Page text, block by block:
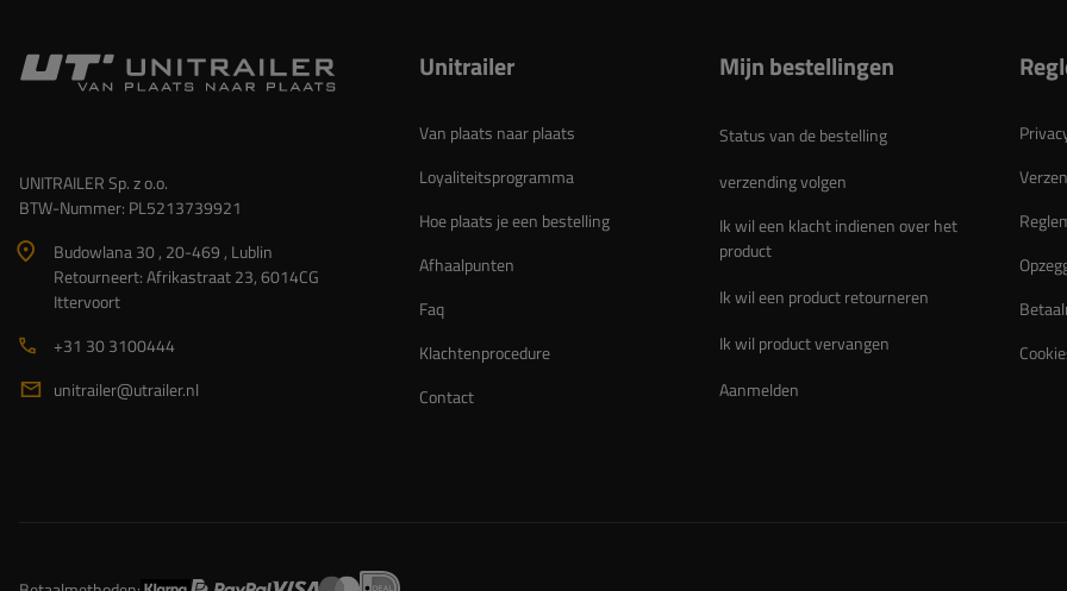
UNITRAILER Sp. z o.o.
BTW-Nummer: PL5213739921
Budowlana 30 , 20-469 , Lublin
Retourneert: Afrikastraat 23, 6014CG
Ittervoort
+31 30 3100444
unitrailer@utrailer.nl
Unitrailer
Van plaats naar plaats
Loyaliteitsprogramma
Hoe plaats je een bestelling
Afhaalpunten
Faq
Klachtenprocedure
Contact
Mijn bestellingen
Status van de bestelling
verzending volgen
Ik wil een klacht indienen over het
product
Ik wil een product retourneren
Ik wil product vervangen
Aanmelden